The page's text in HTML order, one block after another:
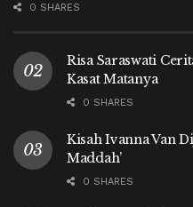
0 SHARES
Risa Saraswati
Kasat Matanya
0 SHARES
Kisah Ivanna Van
Maddah’
0 SHARES